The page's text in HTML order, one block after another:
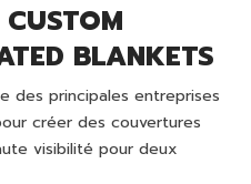
BLANKETS
des principales entreprises
créer des couvertures
visibilité pour deux